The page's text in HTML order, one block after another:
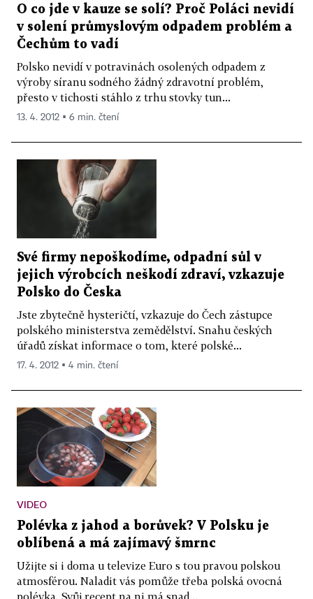
O co jde v kauze se solí? Proč Poláci nevidí
v solení průmyslovým odpadem problém a
Čechům to vadí
Polsko nevidí v potravinách osolených odpadem z
výroby síranu sodného žádný zdravotní problém,
přesto v tichosti stáhlo z trhu stovky tun...
13. 4. 2012 ▪ 6 min. čtení
Své firmy nepoškodíme, odpadní sůl v
jejich výrobcích neškodí zdraví, vzkazuje
Polsko do Česka
Jste zbytečně hysteričtí, vzkazuje do Čech zástupce
polského ministerstva zemědělství. Snahu českých
úřadů získat informace o tom, které polské...
17. 4. 2012 ▪ 4 min. čtení
VIDEO
Polévka z jahod a borůvek? V Polsku je
oblíbená a má zajímavý šmrnc
Užijte si i doma u televize Euro s tou pravou polskou
atmosférou. Naladit vás pomůže třeba polská ovocná
polévka. Svůj recept na ni má snad...